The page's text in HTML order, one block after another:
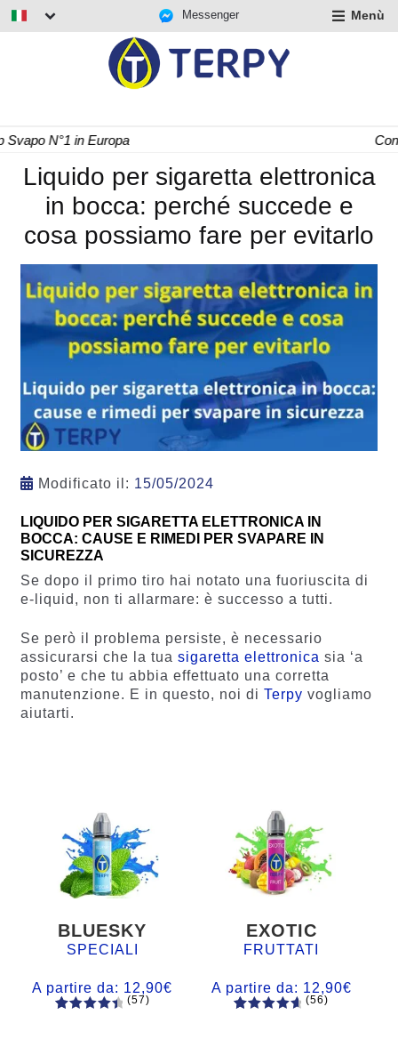
Messenger Menù
Consegna Rapida 24/48 h
Liquido per sigaretta elettronica
in bocca: perché succede e
cosa possiamo fare per evitarlo
Modificato il: 15/05/2024
LIQUIDO PER SIGARETTA ELETTRONICA IN
BOCCA: CAUSE E RIMEDI PER SVAPARE IN
SICUREZZA
Se dopo il primo tiro hai notato una fuoriuscita di
e-liquid, non ti allarmare: è successo a tutti.
Se però il problema persiste, è necessario
assicurarsi che la tua sigaretta elettronica sia ‘a
posto’ e che tu abbia effettuato una corretta
manutenzione. E in questo, noi di Terpy vogliamo
aiutarti.
BLUESKY
SPECIALI
A partire da: 12,90€
(57)
EXOTIC
FRUTTATI
A partire da: 12,90€
(56)